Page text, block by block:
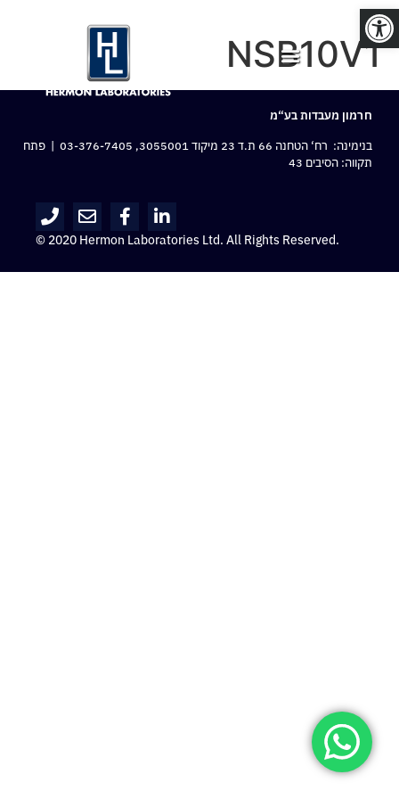
פתח סרגל נגישות
NSB10V1
חרמון מעבדות בע“מ
בנימינה: רח‘ הטחנה 66 ת.ד 23 מיקוד 3055001,
03-376-7405 | פתח
תקווה: הסיבים 43
© 2020 Hermon Laboratories Ltd. All Rights Reserved.